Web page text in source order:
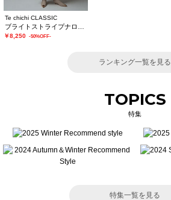
Te chichi CLASSIC
￥8,250 -50%OFF-
ランキング一覧を見る
TOPICS
特集
特集一覧を見る